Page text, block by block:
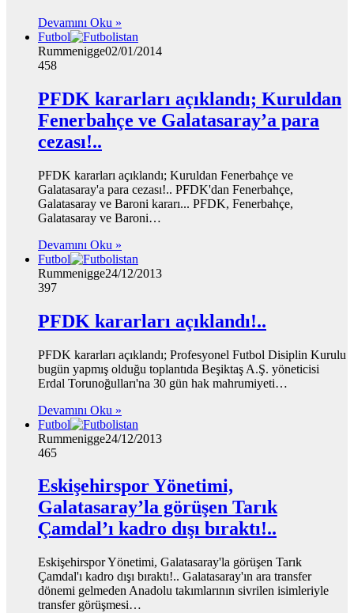
Devamını Oku »
Futbol
Rummenigge02/01/2014
458
PFDK kararları açıklandı; Kuruldan
Fenerbahçe ve Galatasaray’a para
cezası!..
PFDK kararları açıklandı; Kuruldan Fenerbahçe ve
Galatasaray'a para cezası!.. PFDK'dan Fenerbahçe,
Galatasaray ve Baroni kararı... PFDK, Fenerbahçe,
Galatasaray ve Baroni…
Devamını Oku »
Futbol
Rummenigge24/12/2013
397
PFDK kararları açıklandı!..
PFDK kararları açıklandı; Profesyonel Futbol Disiplin Kurulu
bugün yapmış olduğu toplantıda Beşiktaş A.Ş. yöneticisi
Erdal Torunoğulları'na 30 gün hak mahrumiyeti…
Devamını Oku »
Futbol
Rummenigge24/12/2013
465
Eskişehirspor Yönetimi,
Galatasaray’la görüşen Tarık
Çamdal’ı kadro dışı bıraktı!..
Eskişehirspor Yönetimi, Galatasaray'la görüşen Tarık
Çamdal'ı kadro dışı bıraktı!.. Galatasaray'ın ara transfer
dönemi gelmeden Anadolu takımlarının sivrilen isimleriyle
transfer görüşmesi…